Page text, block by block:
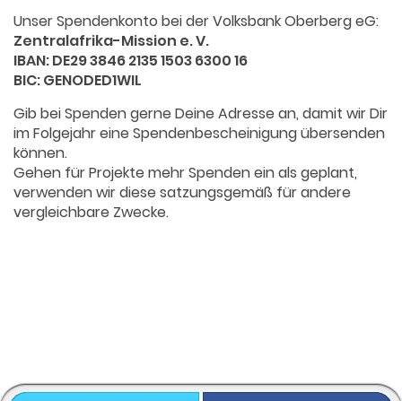
Unser Spendenkonto bei der Volksbank Oberberg eG:
Zentralafrika-Mission e. V.
IBAN: DE29 3846 2135 1503 6300 16
BIC: GENODED1WIL
Gib bei Spenden gerne Deine Adresse an, damit wir Dir
im Folgejahr eine Spendenbescheinigung übersenden
können.
Gehen für Projekte mehr Spenden ein als geplant,
verwenden wir diese satzungsgemäß für andere
vergleichbare Zwecke.